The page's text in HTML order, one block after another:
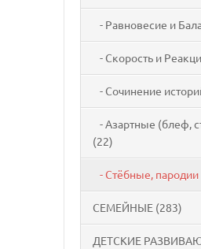
- Равновесие и
- Скорость и
- Сочинение
- Азартные (блеф,
(22)
- Стёбные, пародии
СЕМЕЙНЫЕ (283)
ДЕТСКИЕ